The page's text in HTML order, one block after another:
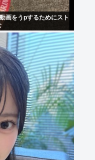
画をうpするためにスト